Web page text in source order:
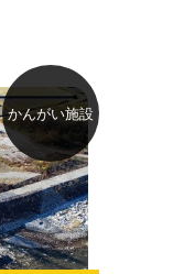
かんがい施設